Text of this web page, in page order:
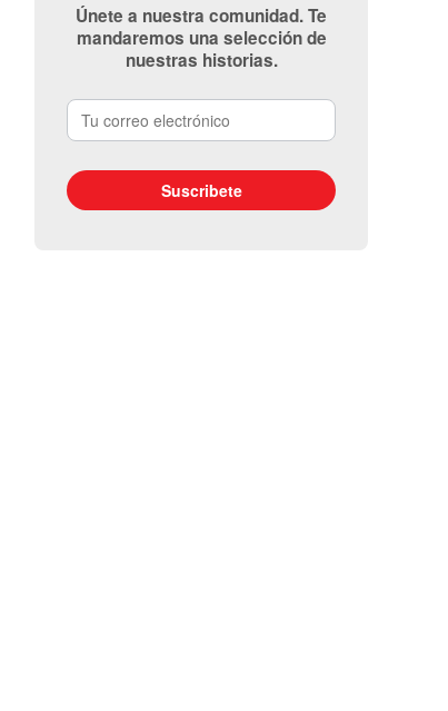
Únete a nuestra comunidad. Te
mandaremos una selección de
nuestras historias.